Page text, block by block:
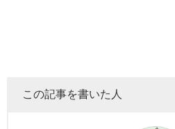
この記事を書いた人